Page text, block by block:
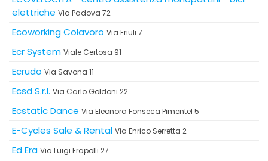
elettriche Via Padova 72
Ecoworking Colavoro Via Friuli 7
Ecr System Viale Certosa 91
Ecrudo Via Savona 11
Ecsd S.r.l. Via Carlo Goldoni 22
Ecstatic Dance Via Eleonora Fonseca Pimentel 5
E-Cycles Sale & Rental Via Enrico Serretta 2
Ed Era Via Luigi Frapolli 27